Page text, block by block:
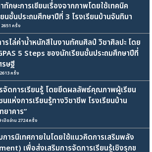
กษะการเขียนเรื่องจากภาพโดยใช้เทคนิค
นชั้นประถมศึกษาปีที่ 3 โรงเรียนบ้านจันทิมา
ครั้ง
รไล่ค่าน้ำหนักสีในงานทัศนศิลป์ วิชาศิลปะ โดย
5 Steps ของนักเรียนชั้นประถมศึกษาปีที่
รษฐี
ครั้ง
จัดการเรียนรู้ โดยยึดผลลัพธ์คุณภาพผู้เรียน
แห่งการเรียนรู้ทางวิชาชีพ โรงเรียนบ้าน
ยาคาร”
ปิดอ่าน 2724 ครั้ง
ารนิเทศภายในโดยใช้แนวคิดการเสริมพลัง
เพื่อส่งเสริมการจัดการเรียนรู้เชิงรุกข